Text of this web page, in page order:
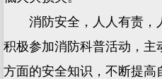
消防安全，人人有责，
积极参加消防科普活动，
方面的安全知识，不断提